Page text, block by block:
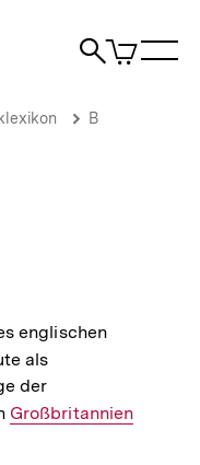
Suche
Artikel
im
B
englischenInterner
als
der
Interner
Großbritannien